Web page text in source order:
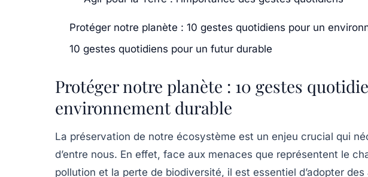
Protéger notre planète : 10 gestes quotidiens pour un
10 gestes quotidiens pour un futur durable
Protéger notre planète : 10 gestes
environnement durable
La préservation de notre écosystème est un enjeu crucial qui
d’entre nous. En effet, face aux menaces que représentent le
pollution et la perte de biodiversité, il est essentiel d’adopter